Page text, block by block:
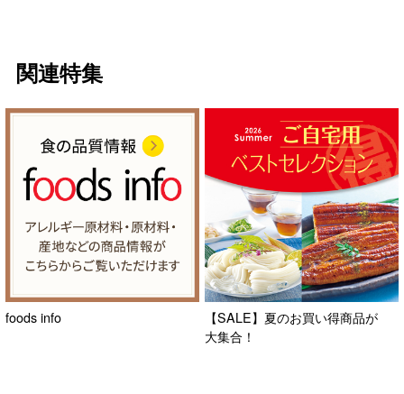
関連特集
foods info
【SALE】夏のお買い得商品が
大集合！